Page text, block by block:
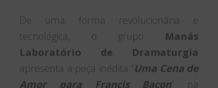
De uma forma revolucionária e
tecnológica, o grupo Manás
Laboratório de Dramaturgia
apresenta a peça inédita “Uma Cena de
Amor para Francis Bacon” na